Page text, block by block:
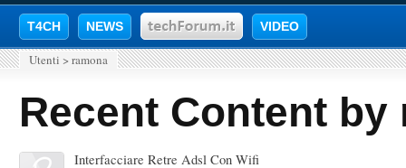
T4CH NEWS VIDEO
Utenti > ramona
Recent Content by
Interfacciare Retre Adsl Con Wifi